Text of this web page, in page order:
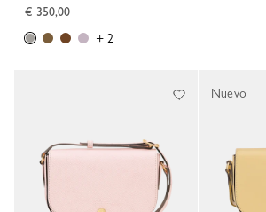
€ 350,00
+ 2
Nuevo